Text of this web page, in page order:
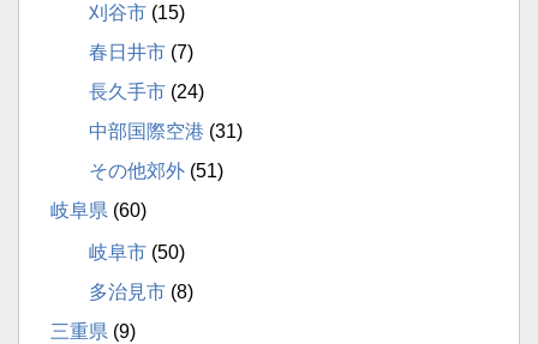
刈谷市 (15)
春日井市 (7)
長久手市 (24)
中部国際空港 (31)
その他郊外 (51)
岐阜県 (60)
岐阜市 (50)
多治見市 (8)
三重県 (9)